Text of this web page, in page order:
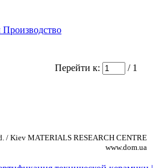
Производство
Перейти к: / 1
/ Kiev MATERIALS RESEARCH CENTRE
www.dom.ua